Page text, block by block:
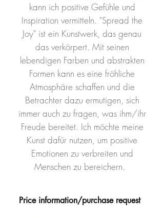
kann ich positive Gefühle und
Inspiration vermitteln. "Spread the
Joy" ist ein Kunstwerk, das genau
das verkörpert. Mit seinen
lebendigen Farben und abstrakten
Formen kann es eine fröhliche
Atmosphäre schaffen und die
Betrachter dazu ermutigen, sich
immer auch zu fragen, was ihm/ihr
Freude bereitet. Ich möchte meine
Kunst dafür nutzen, um positive
Emotionen zu verbreiten und
Menschen zu bereichern.
Price information/purchase request